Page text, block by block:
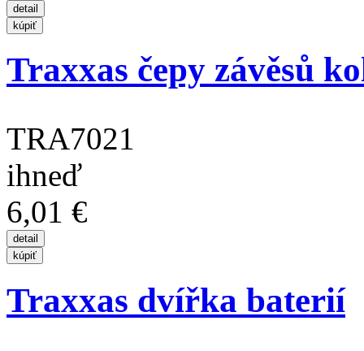
Traxxas čepy závěsů
TRA7021
ihneď
6,01 €
Traxxas dvířka baterií